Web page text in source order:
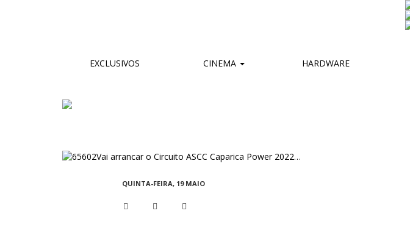
EXCLUSIVOS CINEMA HARDWARE
QUINTA-FEIRA, 19 MAIO